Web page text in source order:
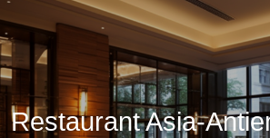
Restaurant Asia-